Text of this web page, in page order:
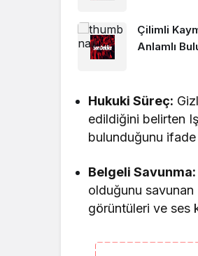
Çilimli
Anlamlı
Hukuki Süreç:
edildiğini belirten
bulunduğunu
Belgeli Savunma:
olduğunu savunan
görüntüleri ve ses